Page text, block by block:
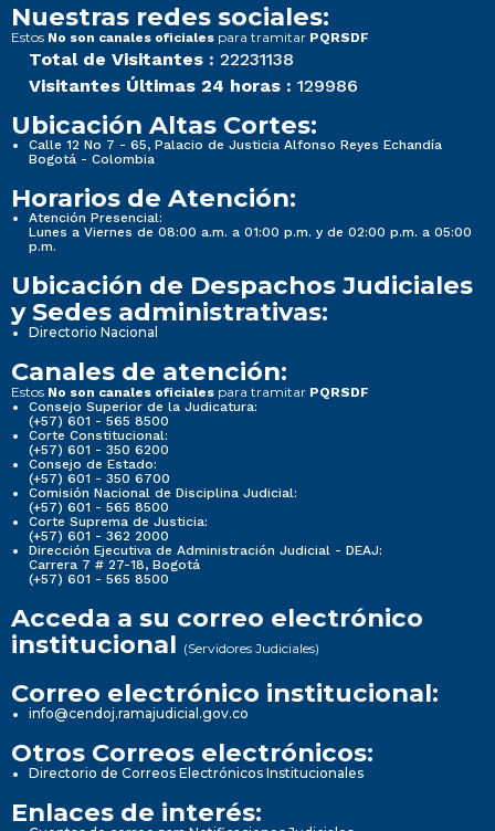
Nuestras redes sociales:
Estos No son canales oficiales para tramitar PQRSDF
Total de Visitantes : 22231138
Visitantes Últimas 24 horas : 129986
Ubicación Altas Cortes:
Calle 12 No 7 - 65, Palacio de Justicia Alfonso Reyes Echandía
Bogotá - Colombia
Horarios de Atención:
Atención Presencial:
Lunes a Viernes de 08:00 a.m. a 01:00 p.m. y de 02:00 p.m. a 05:00
p.m.
Ubicación de Despachos Judiciales
y Sedes administrativas:
Directorio Nacional
Canales de atención:
Estos No son canales oficiales para tramitar PQRSDF
Consejo Superior de la Judicatura:
(+57) 601 - 565 8500
Corte Constitucional:
(+57) 601 - 350 6200
Consejo de Estado:
(+57) 601 - 350 6700
Comisión Nacional de Disciplina Judicial:
(+57) 601 - 565 8500
Corte Suprema de Justicia:
(+57) 601 - 362 2000
Dirección Ejecutiva de Administración Judicial - DEAJ:
Carrera 7 # 27-18, Bogotá
(+57) 601 - 565 8500
Acceda a su correo electrónico
institucional (Servidores Judiciales)
Correo electrónico institucional:
info@cendoj.ramajudicial.gov.co
Otros Correos electrónicos:
Directorio de Correos Electrónicos Institucionales
Enlaces de interés: